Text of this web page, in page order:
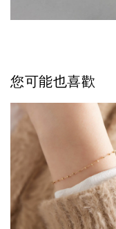
您可能也喜歡